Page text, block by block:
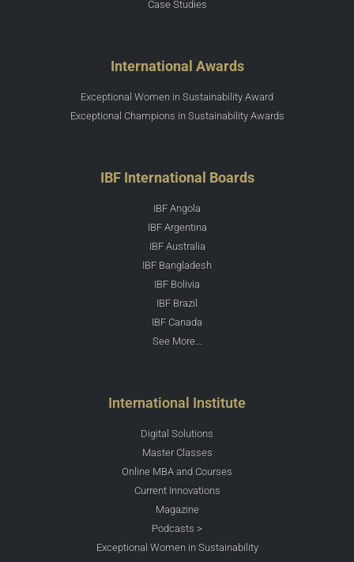
Case Studies
International Awards
Exceptional Women in Sustainability Award
Exceptional Champions in Sustainability Awards
IBF International Boards
IBF Angola
IBF Argentina
IBF Australia
IBF Bangladesh
IBF Bolivia
IBF Brazil
IBF Canada
See More...
International Institute
Digital Solutions
Master Classes
Online MBA and Courses
Current Innovations
Magazine
Podcasts >
Exceptional Women in Sustainability